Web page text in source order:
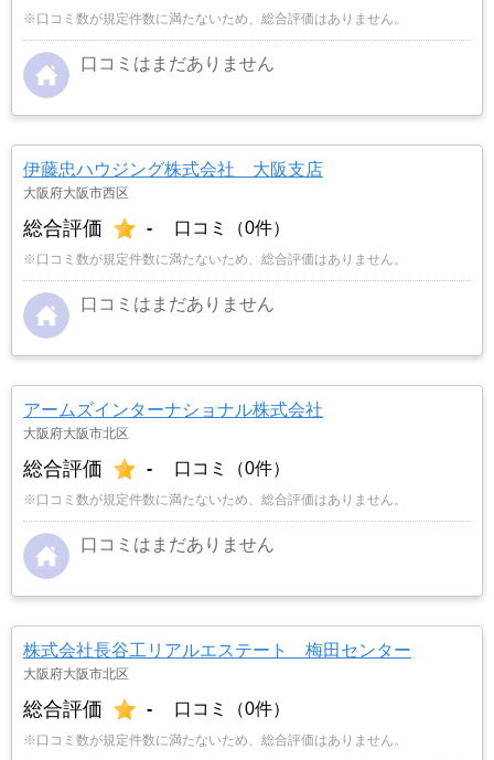
※口コミ数が規定件数に満たないため、総合評価はありません。
口コミはまだありません
伊藤忠ハウジング株式会社 大阪支店
大阪府大阪市西区
総合評価 - 口コミ（0件）
※口コミ数が規定件数に満たないため、総合評価はありません。
口コミはまだありません
アームズインターナショナル株式会社
大阪府大阪市北区
総合評価 - 口コミ（0件）
※口コミ数が規定件数に満たないため、総合評価はありません。
口コミはまだありません
株式会社長谷工リアルエステート 梅田センター
大阪府大阪市北区
総合評価 - 口コミ（0件）
※口コミ数が規定件数に満たないため、総合評価はありません。